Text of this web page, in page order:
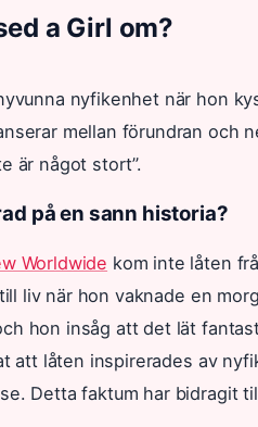
a Girl om?
nyfikenhet när hon
mellan förundran och
är något stort”.
på en sann historia?
Worldwide kom inte låten
liv när hon vaknade en
hon insåg att det lät
att låten inspirerades av
Detta faktum har bidragit